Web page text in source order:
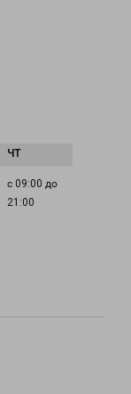
с 09:00 до
21:00